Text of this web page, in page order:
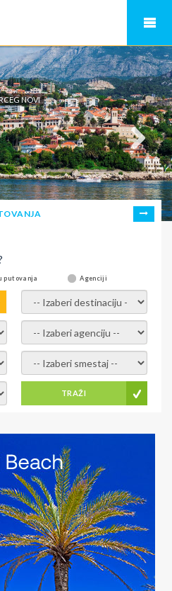
NOVI
putovanja Agenciji
- izaberi destinaciju -
- izaberi agenciju -
- Izaberite smestaj -
TRAŽI